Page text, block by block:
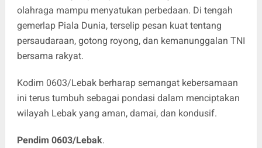
olahraga mampu menyatukan perbedaan. Di tengah
gemerlap Piala Dunia, terselip pesan kuat tentang
persaudaraan, gotong royong, dan kemanunggalan TNI
bersama rakyat.
Kodim 0603/Lebak berharap semangat kebersamaan
ini terus tumbuh sebagai pondasi dalam menciptakan
wilayah Lebak yang aman, damai, dan kondusif.
Pendim 0603/Lebak.